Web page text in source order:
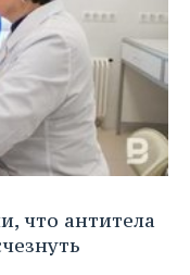
что антитела